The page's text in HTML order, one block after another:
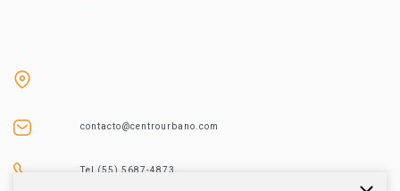
contacto@centrourbano.com
Tel (55) 5687-4873